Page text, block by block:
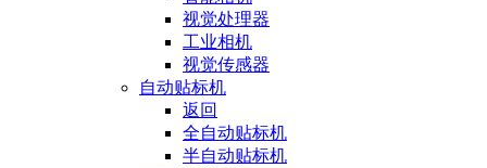
视觉处理器
工业相机
视觉传感器
自动贴标机
返回
全自动贴标机
半自动贴标机